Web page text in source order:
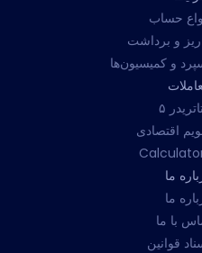
حساب
و برداشت
و کمیسیون‌ها
۵
اقتصادی
ما
ما
با ما
قوانین